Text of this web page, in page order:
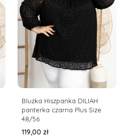
Bluzka Hiszpanka DILIAH
panterka czarna Plus Size
48/56
Cena
119,00 zł